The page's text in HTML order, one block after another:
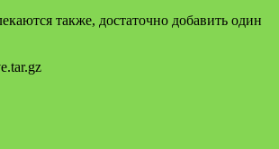
также, достаточно добавить один